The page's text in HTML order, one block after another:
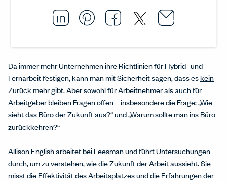
Share this article on
Opens in a new
Pin this article on
Opens in a new
Share this
Opens in a
Share this
Opens in
Email
Opens
Da immer mehr Unternehmen ihre Richtlinien für Hybrid- und
Fernarbeit festigen, kann man mit Sicherheit sagen, dass eskein
Zurück mehr gibt. Aber sowohl für Arbeitnehmer als auch für
Arbeitgeber bleiben Fragen offen – insbesondere die Frage: „Wie
sieht das Büro der Zukunft aus?“ und „Warum sollte man ins Büro
zurückkehren?“
Allison English arbeitet bei Leesman und führt Untersuchungen
durch, um zu verstehen, wie die Zukunft der Arbeit aussieht. Sie
misst die Effektivität des Arbeitsplatzes und die Erfahrungen der